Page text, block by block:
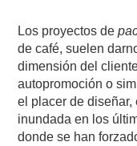
Los proyectos de
de café, suelen
dimensión del
autopromoción o
el placer de
inundada en los
donde se han